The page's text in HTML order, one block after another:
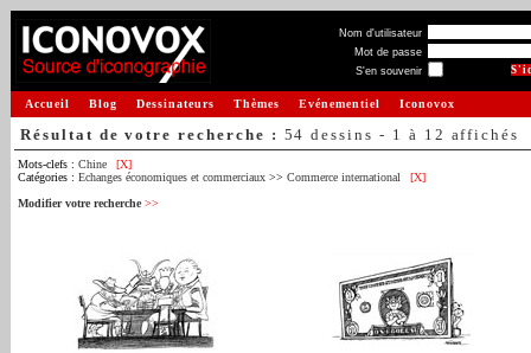
Nom d'utilisateur
Mot de passe
S'en souvenir
Accueil Blog Dessinateurs Thèmes Evénementiel Iconovox
Résultat de votre recherche : 54 dessins - 1 à 12 affichés
Mots-clefs : Chine
[X]
Catégories : Echanges économiques et commerciaux >> Commerce international
[X]
Modifier votre recherche >>